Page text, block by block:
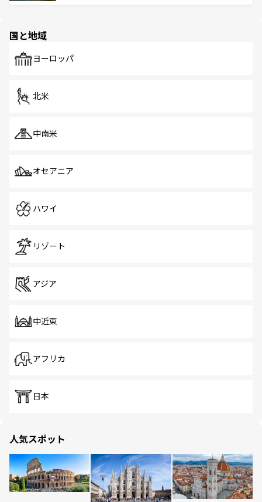
で、ホーカーズは地元の風情を楽しめる外せないスポット
国と地域
ヨーロッパ
北米
中南米
オセアニア
ハワイ
リゾート
アジア
中近東
アフリカ
日本
人気スポット